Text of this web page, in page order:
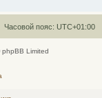
Часовой пояс: UTC+01:00
Limited